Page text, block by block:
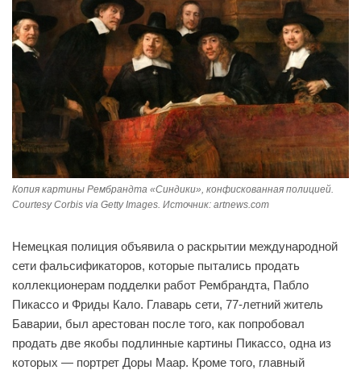
Копия картины Рембрандта «Синдики», конфискованная полицией.
Courtesy Corbis via Getty Images. Источник: artnews.com
Немецкая полиция объявила о раскрытии международной
сети фальсификаторов, которые пытались продать
коллекционерам подделки работ Рембрандта, Пабло
Пикассо и Фриды Кало. Главарь сети, 77-летний житель
Баварии, был арестован после того, как попробовал
продать две якобы подлинные картины Пикассо, одна из
которых — портрет Доры Маар. Кроме того, главный